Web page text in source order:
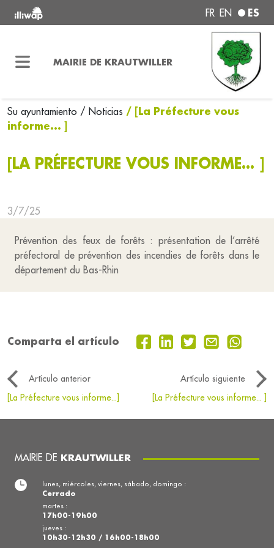
FR EN ES
MAIRIE DE KRAUTWILLER
Su ayuntamiento / Noticias / [La Préfecture vous
informe... ]
[LA PRÉFECTURE VOUS INFORME... ]
3/7/25
Prévention des feux de forêts : présentation de l’arrêté
préfectoral de prévention des incendies de forêts dans le
département du Bas-Rhin
Comparta el artículo
Artículo anterior
Artículo siguiente
[La Préfecture vous informe...]
[La Préfecture vous informe... ]
MAIRIE DE KRAUTWILLER
lunes, miércoles, viernes, sábado, domingo :
Cerrado
martes :
17h00-19h00
jueves :
10h30-12h30 / 16h00-18h00